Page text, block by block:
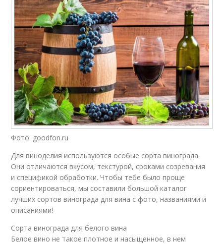
Сорт для красного Идеальный сорт
Урожайный сорт
Фото: goodfon.ru
Для виноделия используются особые сорта винограда.
Они отличаются вкусом, текстурой, сроками созревания
и спецификой обработки. Чтобы тебе было проще
сориентироваться, мы составили большой каталог
лучших сортов винограда для вина с фото, названиями и
описаниями!
Сорта винограда для белого вина
Белое вино не такое плотное и насыщенное, в нем